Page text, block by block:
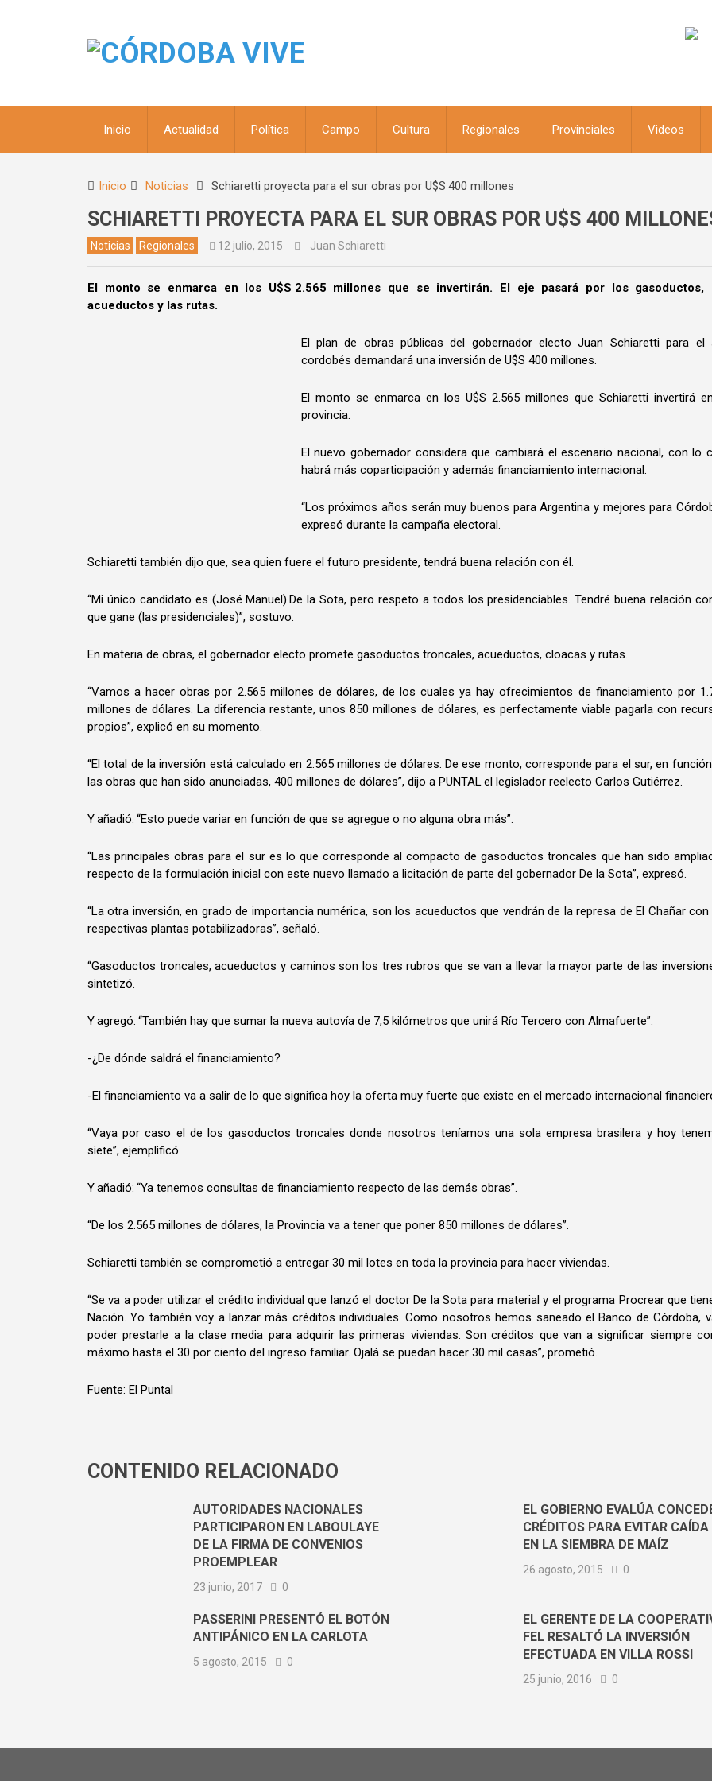
Inicio Actualidad Política Campo Cultura Regionales Provinciales Videos
Inicio Noticias Schiaretti proyecta para el sur obras por U$S 400 millones
SCHIARETTI PROYECTA PARA EL SUR OBRAS POR U$S 400
Noticias Regionales 12 julio, 2015 Juan Schiaretti
El monto se enmarca en los U$S 2.565 millones que se invertirán. El eje pasará por los gasoductos,
acueductos y las rutas.
El plan de obras públicas del gobernador electo Juan Schiaretti para el
cordobés demandará una inversión de U$S 400 millones.
El monto se enmarca en los U$S 2.565 millones que Schiaretti invertirá
provincia.
El nuevo gobernador considera que cambiará el escenario nacional, con lo
habrá más coparticipación y además financiamiento internacional.
“Los próximos años serán muy buenos para Argentina y mejores para
expresó durante la campaña electoral.
Schiaretti también dijo que, sea quien fuere el futuro presidente, tendrá buena relación con él.
“Mi único candidato es (José Manuel) De la Sota, pero respeto a todos los presidenciables. Tendré buena relación
que gane (las presidenciales)”, sostuvo.
En materia de obras, el gobernador electo promete gasoductos troncales, acueductos, cloacas y rutas.
“Vamos a hacer obras por 2.565 millones de dólares, de los cuales ya hay ofrecimientos de financiamiento por
millones de dólares. La diferencia restante, unos 850 millones de dólares, es perfectamente viable pagarla con
propios”, explicó en su momento.
“El total de la inversión está calculado en 2.565 millones de dólares. De ese monto, corresponde para el sur, en
las obras que han sido anunciadas, 400 millones de dólares”, dijo a PUNTAL el legislador reelecto Carlos Gutiérrez.
Y añadió: “Esto puede variar en función de que se agregue o no alguna obra más”.
“Las principales obras para el sur es lo que corresponde al compacto de gasoductos troncales que han sido
respecto de la formulación inicial con este nuevo llamado a licitación de parte del gobernador De la Sota”, expresó.
“La otra inversión, en grado de importancia numérica, son los acueductos que vendrán de la represa de El Chañar con
respectivas plantas potabilizadoras”, señaló.
“Gasoductos troncales, acueductos y caminos son los tres rubros que se van a llevar la mayor parte de las
sintetizó.
Y agregó: “También hay que sumar la nueva autovía de 7,5 kilómetros que unirá Río Tercero con Almafuerte”.
-¿De dónde saldrá el financiamiento?
-El financiamiento va a salir de lo que significa hoy la oferta muy fuerte que existe en el mercado internacional
“Vaya por caso el de los gasoductos troncales donde nosotros teníamos una sola empresa brasilera y hoy
siete”, ejemplificó.
Y añadió: “Ya tenemos consultas de financiamiento respecto de las demás obras”.
“De los 2.565 millones de dólares, la Provincia va a tener que poner 850 millones de dólares”.
Schiaretti también se comprometió a entregar 30 mil lotes en toda la provincia para hacer viviendas.
“Se va a poder utilizar el crédito individual que lanzó el doctor De la Sota para material y el programa Procrear que
Nación. Yo también voy a lanzar más créditos individuales. Como nosotros hemos saneado el Banco de Córdoba,
poder prestarle a la clase media para adquirir las primeras viviendas. Son créditos que van a significar siempre
máximo hasta el 30 por ciento del ingreso familiar. Ojalá se puedan hacer 30 mil casas”, prometió.
Fuente: El Puntal
CONTENIDO RELACIONADO
AUTORIDADES NACIONALES
PARTICIPARON EN LABOULAYE
DE LA FIRMA DE CONVENIOS
PROEMPLEAR
23 junio, 2017 0
EL GOBIERNO EVALÚA
CRÉDITOS PARA EVITAR CAÍDA
EN LA SIEMBRA DE MAÍZ
26 agosto, 2015 0
PASSERINI PRESENTÓ EL BOTÓN
ANTIPÁNICO EN LA CARLOTA
5 agosto, 2015 0
EL GERENTE DE LA
FEL RESALTÓ LA INVERSIÓN
EFECTUADA EN VILLA ROSSI
25 junio, 2016 0